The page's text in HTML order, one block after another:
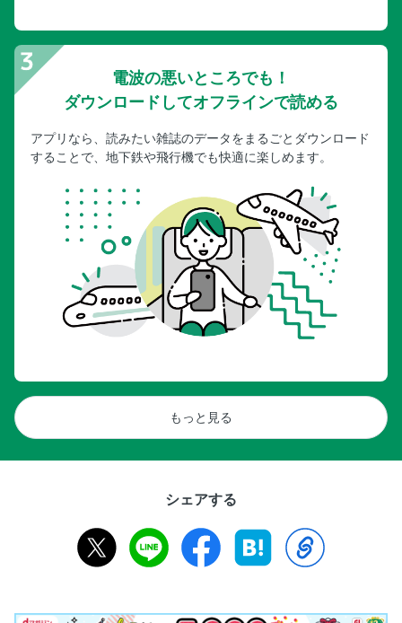
電波の悪いところでも！
ダウンロードしてオフラインで読める
アプリなら、読みたい雑誌のデータをまるごとダウンロード
することで、地下鉄や飛行機でも快適に楽しめます。
もっと見る
シェアする